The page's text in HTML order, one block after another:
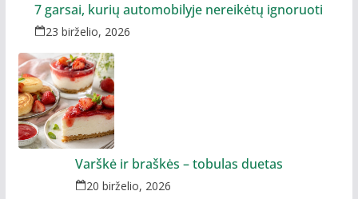
7 garsai, kurių automobilyje nereikėtų ignoruoti
23 birželio, 2026
Varškė ir braškės – tobulas duetas
20 birželio, 2026